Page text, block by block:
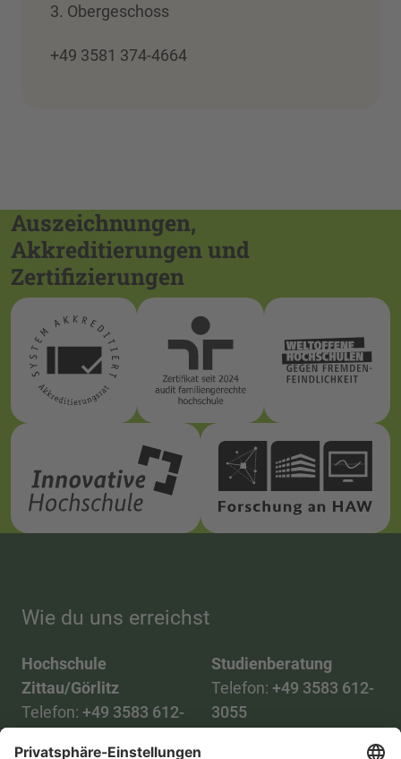
3. Obergeschoss
+49 3581 374-4664
Auszeichnungen,
Akkreditierungen und
Zertifizierungen
Wie du uns erreichst
Hochschule
Zittau/Görlitz
Telefon: +49 3583 612-
Studienberatung
Telefon: +49 3583 612-
3055